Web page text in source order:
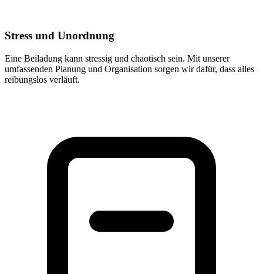
Stress und Unordnung
Eine Beiladung kann stressig und chaotisch sein. Mit unserer
umfassenden Planung und Organisation sorgen wir dafür, dass alles
reibungslos verläuft.